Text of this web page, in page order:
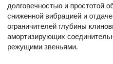
долговечностью и простотой
сниженной вибрацией и
ограничителей глубины
амортизирующих
режущими звеньями.